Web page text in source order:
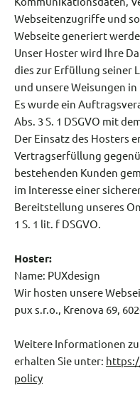
Webseitenzugriffe und
Webseite generiert
Unser Hoster wird Ihre
dies zur Erfüllung seiner
und unsere Weisungen
Es wurde ein
Abs. 3 S. 1 DSGVO mit
Der Einsatz des Hosters
Vertragserfüllung
bestehenden Kunden
im Interesse einer
Bereitstellung unseres
1 S. 1 lit. f DSGVO.
Hoster:
Name: PUXdesign
Wir hosten unsere
pux s.r.o., Krenova 69,
Weitere Informationen
erhalten Sie unter:
policy